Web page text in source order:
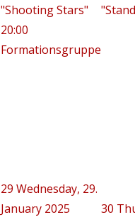
"Shooting Stars"
20:00
Formationsgruppe
29 Wednesday, 29.
January 2025
30